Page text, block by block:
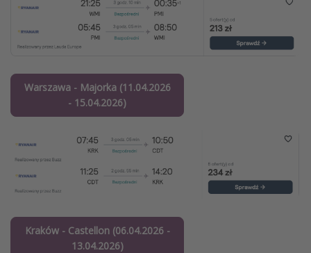
Warszawa - Majorka (11.04.2026
- 15.04.2026)
Kraków - Castellon (06.04.2026 -
13.04.2026)